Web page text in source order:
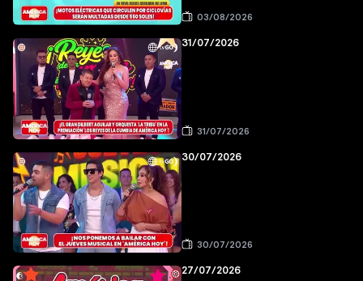
03/08/2026
31/07/2026
31/07/2026
30/07/2026
30/07/2026
27/07/2026